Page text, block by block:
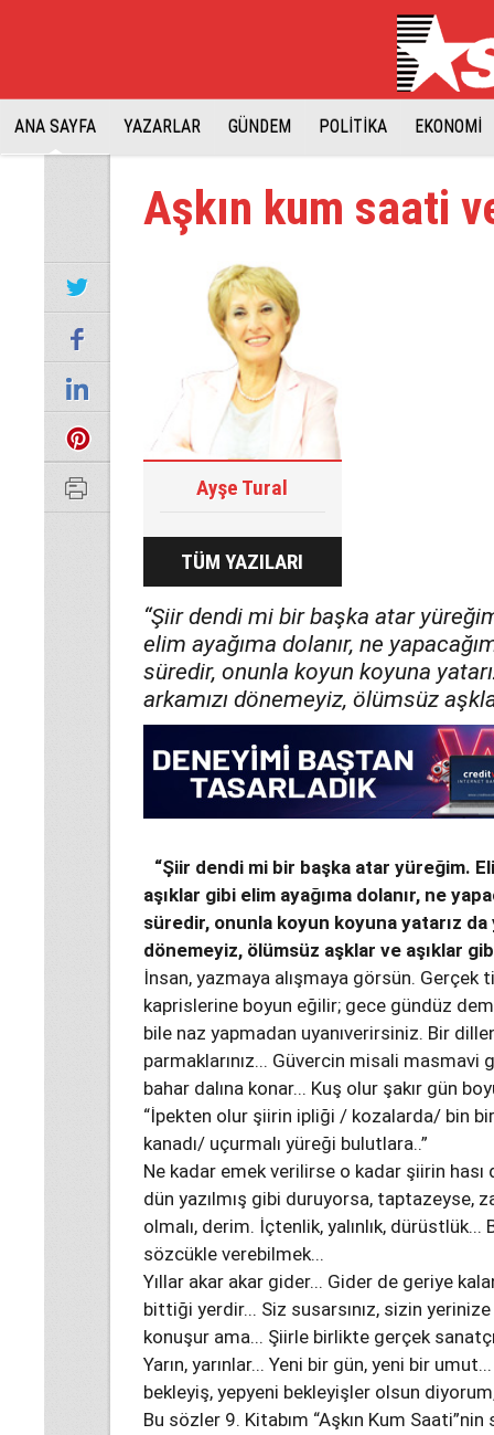
ANA SAYFA YAZARLAR GÜNDEM POLİTİKA EKONOMİ
Aşkın kum saati
Ayşe Tural
TÜM YAZILARI
“Şiir dendi mi bir başka atar
elim ayağıma dolanır, ne
süredir, onunla koyun koyuna
arkamızı dönemeyiz, ölümsüz
“Şiir dendi mi bir başka atar yüreğim.
aşıklar gibi elim ayağıma dolanır, ne
süredir, onunla koyun koyuna yatarız da
dönemeyiz, ölümsüz aşklar ve aşıklar
İnsan, yazmaya alışmaya görsün.
kaprislerine boyun eğilir; gece gündüz
bile naz yapmadan uyanıverirsiniz. Bir
parmaklarınız... Güvercin misali masmavi
bahar dalına konar... Kuş olur şakır gün
“İpekten olur şiirin ipliği / kozalarda/ bin
kanadı/ uçurmalı yüreği bulutlara..”
Ne kadar emek verilirse o kadar şiirin
dün yazılmış gibi duruyorsa, taptazeyse,
olmalı, derim. İçtenlik, yalınlık,
sözcükle verebilmek...
Yıllar akar akar gider... Gider de geriye
bittiği yerdir... Siz susarsınız, sizin
konuşur ama... Şiirle birlikte gerçek
Yarın, yarınlar... Yeni bir gün, yeni bir
bekleyiş, yepyeni bekleyişler olsun
Bu sözler 9. Kitabım “Aşkın Kum